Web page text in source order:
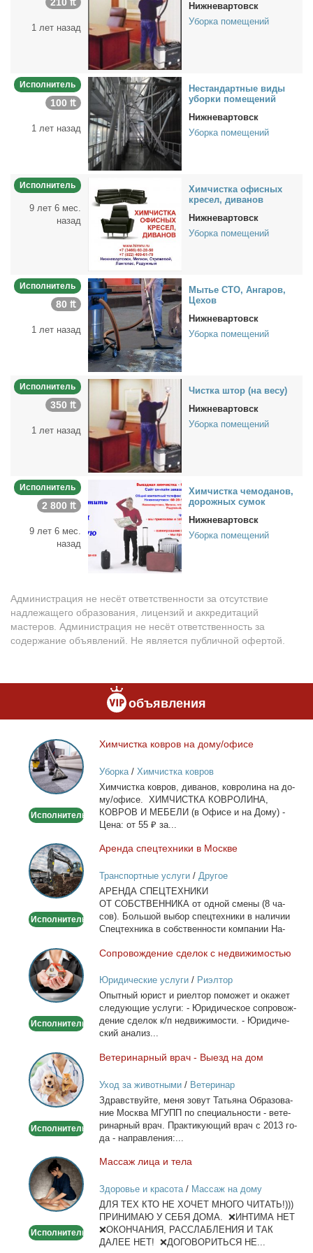
1 лет назад
Нижневартовск
Уборка помещений
Исполнитель
100 ₶
1 лет назад
Нестан­дарт­ные ви­ды
убор­ки по­ме­ще­ний
Нижневартовск
Уборка помещений
Исполнитель
9 лет 6 мес.
назад
Хим­чист­ка офис­ных
кре­сел, ди­ва­нов
Нижневартовск
Уборка помещений
Исполнитель
80 ₶
1 лет назад
Мы­тье СТО, Ан­га­ров,
Це­хов
Нижневартовск
Уборка помещений
Исполнитель
350 ₶
1 лет назад
Чист­ка штор (на ве­су)
Нижневартовск
Уборка помещений
Исполнитель
2 800 ₶
9 лет 6 мес.
назад
Хим­чист­ка че­мо­да­нов,
до­рож­ных су­мок
Нижневартовск
Уборка помещений
Администрация не несёт ответственности за отсутствие
надлежащего образования, лицензий и аккредитаций
мастеров. Администрация не несёт ответственность за
содержание объявлений. Не является публичной офертой.
объявления
Химчистка
ковров
на
дому/
Исполнитель
Хим­чист­ка ков­ров на до­му/офи­се
Уборка/ Химчистка ковров
Хим­чист­ка ков­ров, ди­ва­нов, ков­ро­ли­на на до­
му/офи­се. ХИМЧИСТКА КОВРОЛИНА,
КОВРОВ И МЕБЕЛИ (в Офи­се и на До­му) -
Це­на: от 55 ₽ за...
Аренда
спецтехники
в
Москве
Исполнитель
Арен­да спец­тех­ни­ки в Москве
Транспортные услуги/ Другое
АРЕНДА СПЕЦТЕХНИКИ
ОТ СОБСТВЕННИКА от од­ной сме­ны (8 ча­
сов). Боль­шой вы­бор спец­тех­ни­ки в на­ли­чии
Спец­тех­ни­ка в соб­ствен­но­сти ком­па­нии На­
Сопровождение
сделок
с
недвижимостью
Исполнитель
Со­про­вож­де­ние сде­лок с недви­жи­мо­стью
Юридические услуги/ Риэлтор
Опыт­ный юрист и ри­ел­тор по­мо­жет и ока­жет
сле­ду­ю­щие услу­ги: - Юри­ди­че­ское со­про­вож­
де­ние сде­лок к/п недви­жи­мо­сти. - Юри­ди­че­
ский ана­лиз...
Ветеринарный
врач
-
Выезд
дом
Исполнитель
Ве­те­ри­нар­ный врач - Вы­езд на дом
Уход за животными/ Ветеринар
Здрав­ствуй­те, ме­ня зо­вут Та­тья­на Об­ра­зо­ва­
ние Москва МГУПП по спе­ци­аль­но­сти - ве­те­
ри­нар­ный врач. Прак­ти­ку­ю­щий врач с 2013 го­
да - на­прав­ле­ния:...
Массаж
лица
и
тела
Исполнитель
Мас­саж ли­ца и те­ла
Здоровье и красота/ Массаж на дому
ДЛЯ ТЕХ КТО НЕ ХОЧЕТ МНОГО ЧИТАТЬ!)))
ПРИНИМАЮ У СЕБЯ ДОМА. ❌ИНТИМА НЕТ
❌ОКОНЧАНИЯ, РАССЛАБЛЕНИЯ И ТАК
ДАЛЕЕ НЕТ! ❌ДОГОВОРИТЬСЯ НЕ...